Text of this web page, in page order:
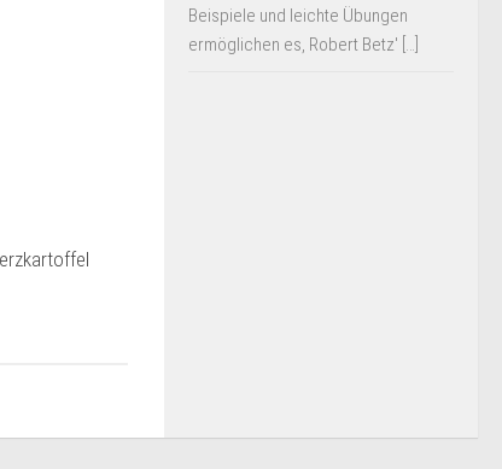
Beispiele und leichte Übungen
ermöglichen es, Robert Betz' […]